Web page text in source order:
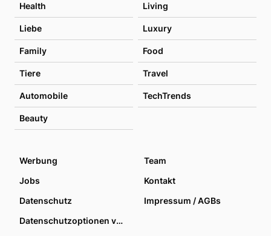
Health Living
Liebe Luxury
Family Food
Tiere Travel
Automobile TechTrends
Beauty
Werbung
Team
Jobs
Kontakt
Datenschutz
Impressum / AGBs
Datenschutzoptionen verwalten